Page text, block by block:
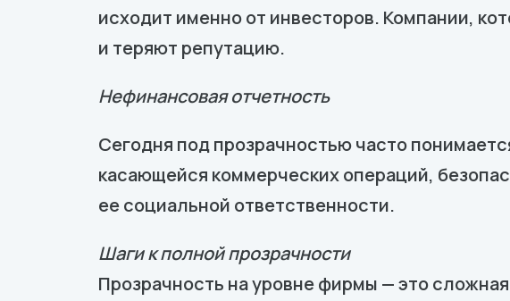
исходит именно от инвесторов. Компании,
и теряют репутацию.
Нефинансовая отчетность
Сегодня под прозрачностью часто
касающейся коммерческих операций,
ее социальной ответственности.
Шаги к полной прозрачности
Прозрачность на уровне фирмы — это